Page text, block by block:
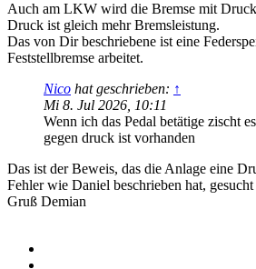
Auch am LKW wird die Bremse mit
Druck ist gleich mehr Bremsleistung.
Das von Dir beschriebene ist eine
Feststellbremse arbeitet.
Nico hat geschrieben: ↑
Mi 8. Jul 2026, 10:11
Wenn ich das Pedal betätige zischt
gegen druck ist vorhanden
Das ist der Beweis, das die Anlage eine
Fehler wie Daniel beschrieben hat,
Gruß Demian